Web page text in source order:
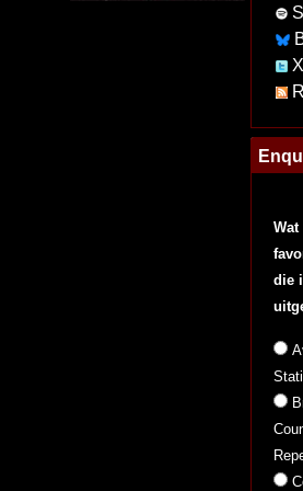
X
die